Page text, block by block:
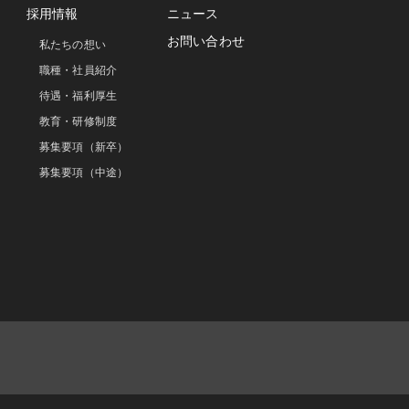
採用情報
私たちの想い
職種・社員紹介
待遇・福利厚生
教育・研修制度
募集要項（新卒）
募集要項（中途）
ニュース
お問い合わせ